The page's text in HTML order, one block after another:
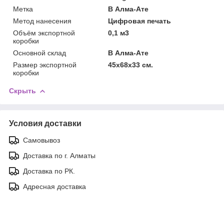
Метка
В Алма-Ате
Метод нанесения
Цифровая печать
Объём экспортной
коробки
0,1 м3
Основной склад
В Алма-Ате
Размер экспортной
коробки
45x68x33 см.
Скрыть
Условия доставки
Самовывоз
Доставка по г. Алматы
Доставка по РК.
Адресная доставка